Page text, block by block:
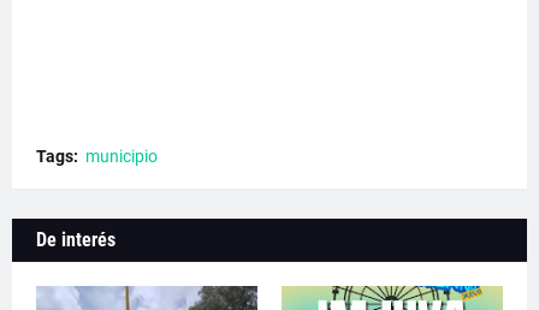
Tags: municipio
De interés